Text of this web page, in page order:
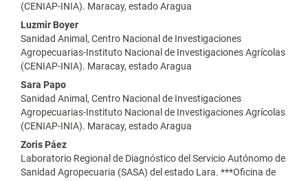
(CENIAP-INIA). Maracay, estado Aragua
Luzmir Boyer
Sanidad Animal, Centro Nacional de Investigaciones
Agropecuarias-Instituto Nacional de Investigaciones Agrícolas
(CENIAP-INIA). Maracay, estado Aragua
Sara Papo
Sanidad Animal, Centro Nacional de Investigaciones
Agropecuarias-Instituto Nacional de Investigaciones Agrícolas
(CENIAP-INIA). Maracay, estado Aragua
Zoris Páez
Laboratorio Regional de Diagnóstico del Servicio Autónomo de
Sanidad Agropecuaria (SASA) del estado Lara. ***Oficina de